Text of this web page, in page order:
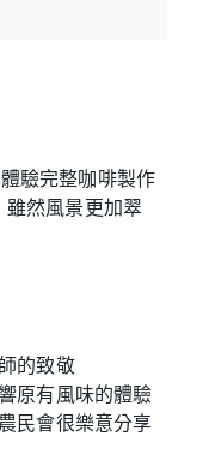
驗完整咖啡製作
然風景更加翠
的致敬
原有風味的體驗
民會很樂意分享